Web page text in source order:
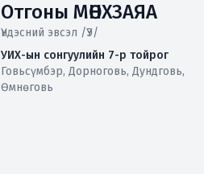
Отгоны МӨНХЗАЯА
Үндэсний эвсэл /ҮЭ/
УИХ-ын сонгуулийн 7-р тойрог
Говьсүмбэр, Дорноговь, Дундговь,
Өмнөговь